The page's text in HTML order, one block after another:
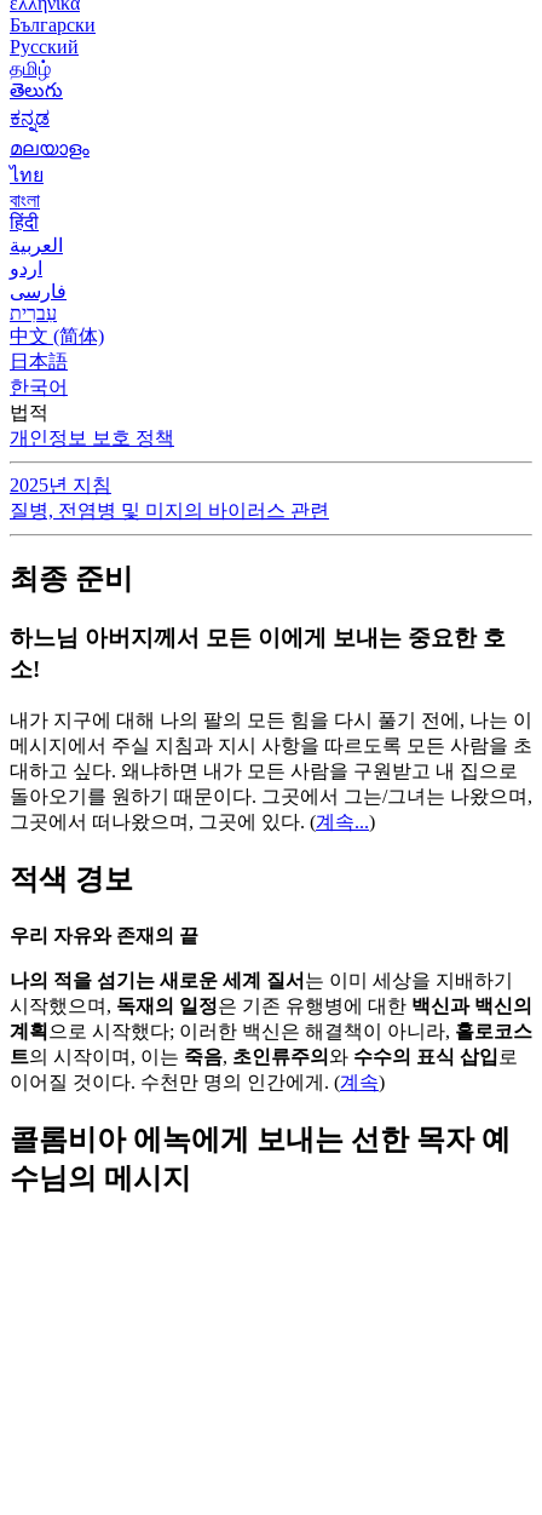
Български
Русский
தமிழ்
తెలుగు
ಕನ್ನಡ
മലയാളം
ไทย
বাংলা
हिंदी
العربية
اردو
فارسی
עִברִית
中文 (简体)
日本語
한국어
법적
개인정보 보호 정책
2025년 지침
질병, 전염병 및 미지의 바이러스 관련
최종 준비
하느님 아버지께서 모든 이에게 보내는 중요한 호
소!
내가 지구에 대해 나의 팔의 모든 힘을 다시 풀기 전에, 나는 이
메시지에서 주실 지침과 지시 사항을 따르도록 모든 사람을 초
대하고 싶다. 왜냐하면 내가 모든 사람을 구원받고 내 집으로
돌아오기를 원하기 때문이다. 그곳에서 그는/그녀는 나왔으며,
그곳에서 떠나왔으며, 그곳에 있다. (계속...)
적색 경보
우리 자유와 존재의 끝
나의 적을 섬기는 새로운 세계 질서 는 이미 세상을 지배하기
시작했으며, 독재의 일정은 기존 유행병에 대한 백신과 백신의
계획 으로 시작했다; 이러한 백신은 해결책이 아니라, 홀로코스
트의 시작이며, 이는 죽음, 초인류주의 와 수수의 표식 삽입 로
이어질 것이다. 수천만 명의 인간에게. (계속)
콜롬비아 에녹에게 보내는 선한 목자 예
수님의 메시지